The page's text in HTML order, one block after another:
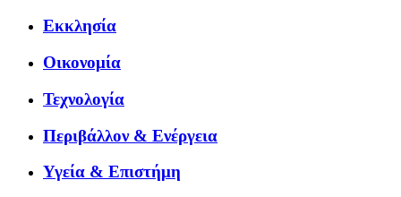
Εκκλησία
Οικονομία
Τεχνολογία
Περιβάλλον & Ενέργεια
Υγεία & Επιστήμη